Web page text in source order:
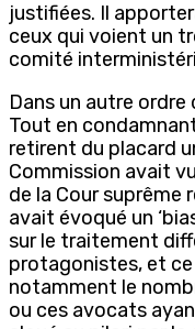
justifiées. Il
ceux qui voient un
comité
Dans un autre
Tout en
retirent du placard
Commission avait
de la Cour suprême
avait évoqué un
sur le traitement
protagonistes, et
notamment le
ou ces avocats